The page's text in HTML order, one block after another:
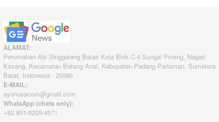
ALAMAT:
Perumahan Abi Singgalang Batas Kota Blok C-4 Sungai Pinang, Nagari
Kasang, Kecamatan Batang Anai, Kabupaten Padang Pariaman, Sumatera
Barat, Indonesia - 25586
E-MAIL:
ayonusacom@gmail.com
WhatsApp (chats only):
+62 851-8205-4571